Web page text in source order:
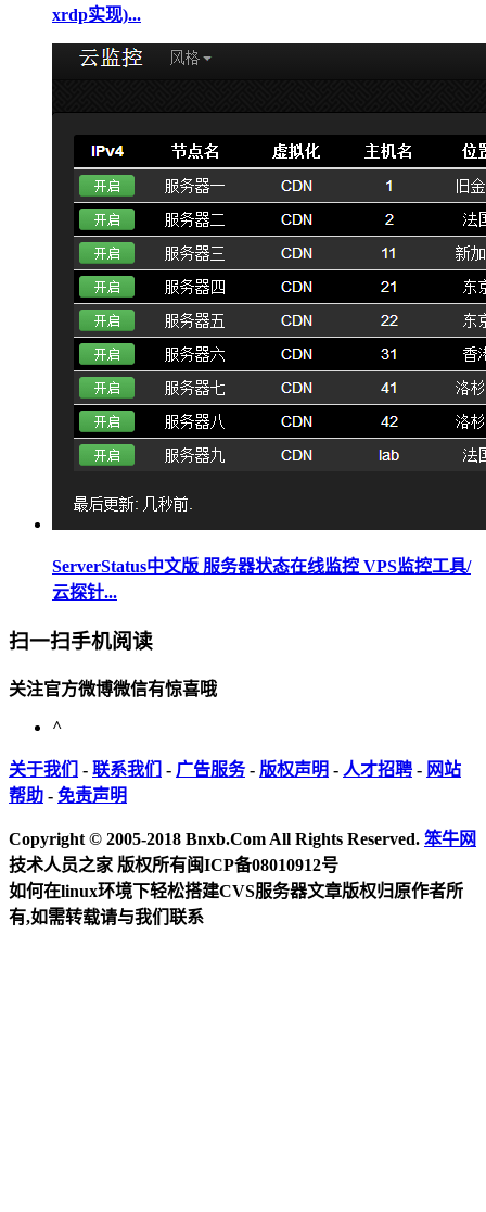
xrdp实现)...
ServerStatus中文版 服务器状态在线监控 VPS监控工具/
云探针...
扫一扫手机阅读
关注官方微博微信有惊喜哦
^
关于我们 - 联系我们 - 广告服务- 版权声明 - 人才招聘 - 网站
帮助 - 免责声明
Copyright © 2005-2018 Bnxb.Com All Rights Reserved. 笨牛网
技术人员之家 版权所有闽ICP备08010912号
如何在linux环境下轻松搭建CVS服务器文章版权归原作者所
有,如需转载请与我们联系